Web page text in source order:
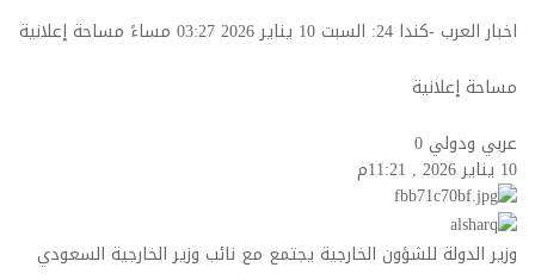
اخبار العرب -كندا 24: السبت 10 يناير 2026 03:27 مساءً مساحة إعلانية
مساحة إعلانية
عربي ودولي0
10 يناير 2026 , 11:21م
وزير الدولة للشؤون الخارجية يجتمع مع نائب وزير الخارجية السعودي